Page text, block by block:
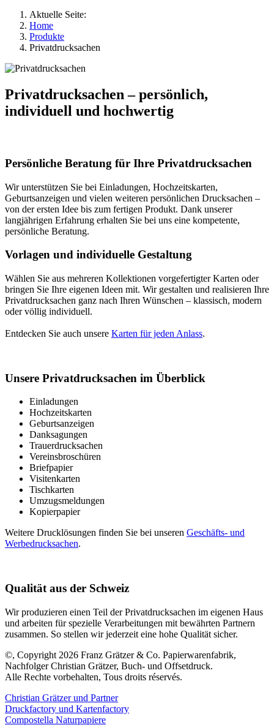
Aktuelle Seite:
Home
Produkte
Privatdrucksachen
Privatdrucksachen – persönlich,
individuell und hochwertig
Persönliche Beratung für Ihre Privatdrucksachen
Wir unterstützen Sie bei Einladungen, Hochzeitskarten,
Geburtsanzeigen und vielen weiteren persönlichen Drucksachen –
von der ersten Idee bis zum fertigen Produkt. Dank unserer
langjährigen Erfahrung erhalten Sie bei uns eine kompetente,
persönliche Beratung.
Vorlagen und individuelle Gestaltung
Wählen Sie aus mehreren Kollektionen vorgefertigter Karten oder
bringen Sie Ihre eigenen Ideen mit. Wir gestalten und realisieren Ihre
Privatdrucksachen ganz nach Ihren Wünschen – klassisch, modern
oder völlig individuell.
Entdecken Sie auch unsere Karten für jeden Anlass.
Unsere Privatdrucksachen im Überblick
Einladungen
Hochzeitskarten
Geburtsanzeigen
Danksagungen
Trauerdrucksachen
Vereinsbroschüren
Briefpapier
Visitenkarten
Tischkarten
Umzugsmeldungen
Kopierpapier
Weitere Drucklösungen finden Sie bei unseren Geschäfts- und
Werbedrucksachen.
Qualität aus der Schweiz
Wir produzieren einen Teil der Privatdrucksachen im eigenen Haus
und arbeiten für spezielle Verarbeitungen mit bewährten Partnern
zusammen. So stellen wir jederzeit eine hohe Qualität sicher.
©, Copyright 2026 Franz Grätzer & Co. Papierwarenfabrik,
Nachfolger Christian Grätzer, Buch- und Offsetdruck.
Alle Rechte vorbehalten, Tous droits réservés.
Christian Grätzer und Partner
Druckfactory und Kartenfactory
Compostella Naturpapiere